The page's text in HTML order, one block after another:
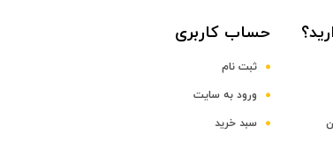
حساب کاربری
ثبت نام
ورود به سایت
سبد خرید